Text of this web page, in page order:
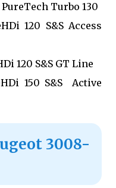
Turbo 130
120 S&S Access
120 S&S GT Line
150 S&S Active
3008-